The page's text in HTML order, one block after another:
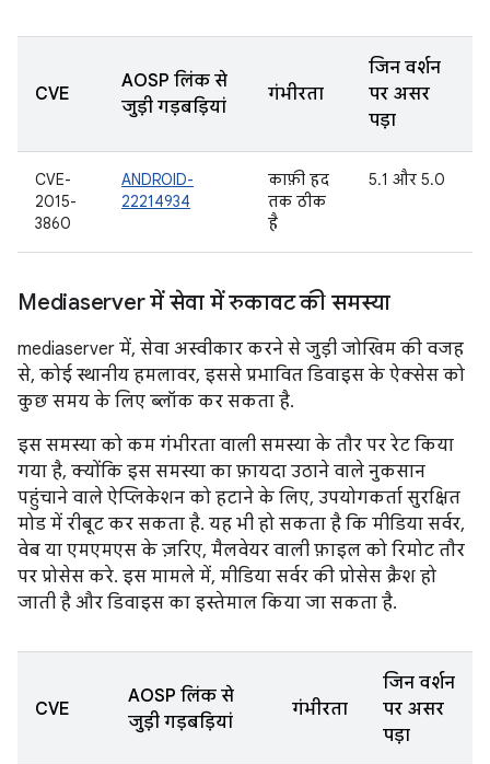
CVE
AOSP लिंक से
जुड़ी गड़बड़ियां
गंभीरता
जिन वर्शन
पर असर
पड़ा
CVE-
2015-
3860
ANDROID-
22214934
काफ़ी हद
तक ठीक
है
5.1 और 5.0
Mediaserver में सेवा में रुकावट की समस्या
mediaserver में, सेवा अस्वीकार करने से जुड़ी जोखिम की वजह
से, कोई स्थानीय हमलावर, इससे प्रभावित डिवाइस के ऐक्सेस को
कुछ समय के लिए ब्लॉक कर सकता है.
इस समस्या को कम गंभीरता वाली समस्या के तौर पर रेट किया
गया है, क्योंकि इस समस्या का फ़ायदा उठाने वाले नुकसान
पहुंचाने वाले ऐप्लिकेशन को हटाने के लिए, उपयोगकर्ता सुरक्षित
मोड में रीबूट कर सकता है. यह भी हो सकता है कि मीडिया सर्वर,
वेब या एमएमएस के ज़रिए, मैलवेयर वाली फ़ाइल को रिमोट तौर
पर प्रोसेस करे. इस मामले में, मीडिया सर्वर की प्रोसेस क्रैश हो
जाती है और डिवाइस का इस्तेमाल किया जा सकता है.
CVE
AOSP लिंक से
जुड़ी गड़बड़ियां
गंभीरता
जिन वर्शन
पर असर
पड़ा